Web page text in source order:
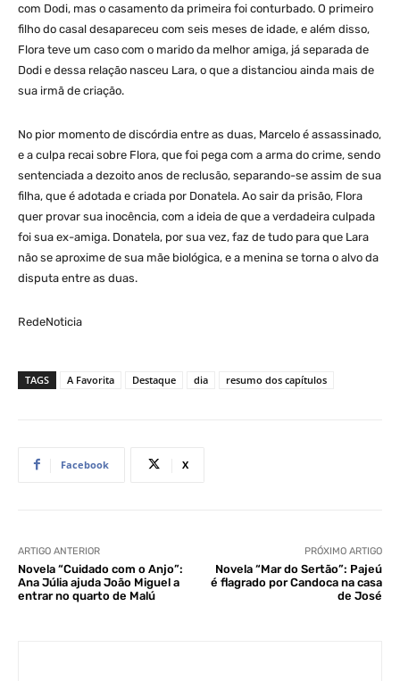
com Dodi, mas o casamento da primeira foi conturbado. O primeiro
filho do casal desapareceu com seis meses de idade, e além disso,
Flora teve um caso com o marido da melhor amiga, já separada de
Dodi e dessa relação nasceu Lara, o que a distanciou ainda mais de
sua irmã de criação.
No pior momento de discórdia entre as duas, Marcelo é assassinado,
e a culpa recai sobre Flora, que foi pega com a arma do crime, sendo
sentenciada a dezoito anos de reclusão, separando-se assim de sua
filha, que é adotada e criada por Donatela. Ao sair da prisão, Flora
quer provar sua inocência, com a ideia de que a verdadeira culpada
foi sua ex-amiga. Donatela, por sua vez, faz de tudo para que Lara
não se aproxime de sua mãe biológica, e a menina se torna o alvo da
disputa entre as duas.
RedeNoticia
TAGS A Favorita Destaque dia resumo dos capítulos
Facebook X
ARTIGO ANTERIOR
Novela “Cuidado com o Anjo”:
Ana Júlia ajuda João Miguel a
entrar no quarto de Malú
PRÓXIMO ARTIGO
Novela “Mar do Sertão”: Pajeú
é flagrado por Candoca na casa
de José